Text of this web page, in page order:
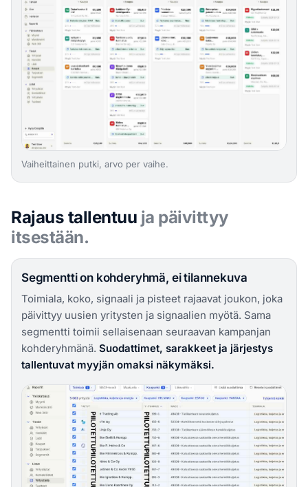
Vaiheittainen putki, arvo per vaihe.
Rajaus tallentuu ja päivittyy
itsestään.
Segmentti on kohderyhmä, ei tilannekuva
Toimiala, koko, signaali ja pisteet rajaavat joukon, joka
päivittyy uusien yritysten ja signaalien myötä. Sama
segmentti toimii sellaisenaan seuraavan kampanjan
kohderyhmänä. Suodattimet, sarakkeet ja järjestys
tallentuvat myyjän omaksi näkymäksi.